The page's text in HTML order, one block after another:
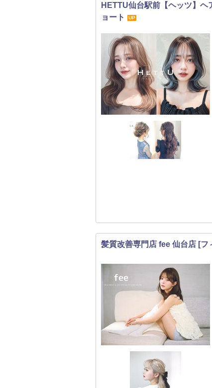
HETTU仙台駅前【ヘッツ】ヘ
ョート
UP
髪質改善専門店 fee 仙台店 [フ